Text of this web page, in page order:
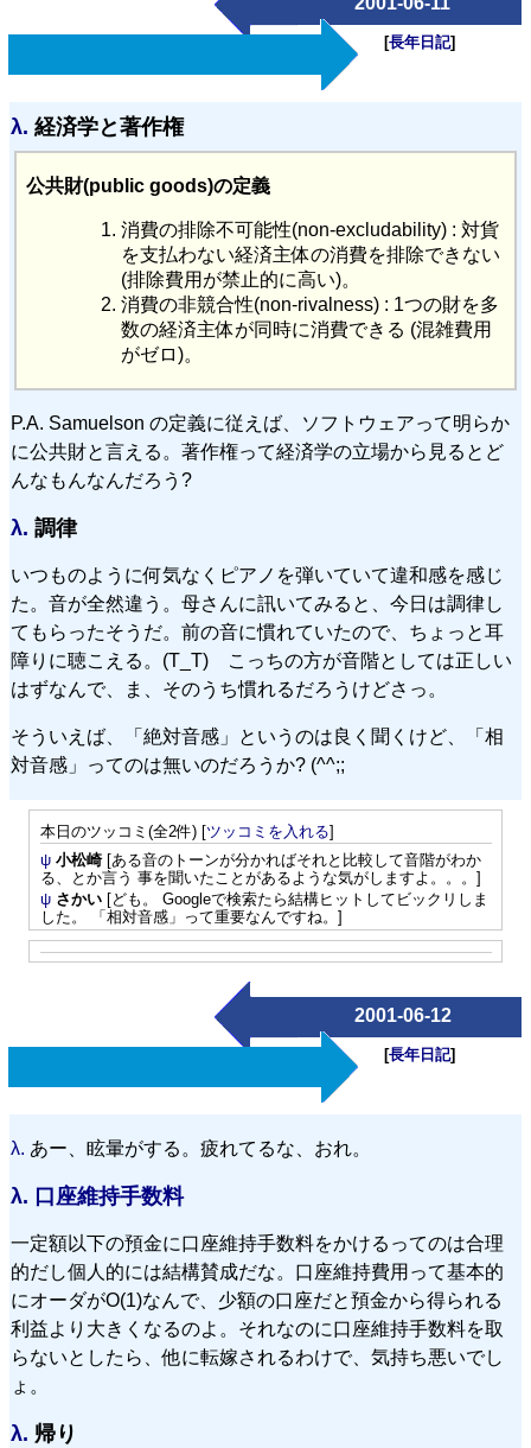
[長年日記]
λ. 経済学と著作権
公共財(public goods)の定義
消費の排除不可能性(non-excludability) : 対貨
を支払わない経済主体の消費を排除できない
(排除費用が禁止的に高い)。
消費の非競合性(non-rivalness) : 1つの財を多
数の経済主体が同時に消費できる (混雑費用
がゼロ)。
P.A. Samuelson の定義に従えば、ソフトウェアって明らか
に公共財と言える。著作権って経済学の立場から見るとど
んなもんなんだろう?
λ. 調律
いつものように何気なくピアノを弾いていて違和感を感じ
た。音が全然違う。母さんに訊いてみると、今日は調律し
てもらったそうだ。前の音に慣れていたので、ちょっと耳
障りに聴こえる。(T_T) こっちの方が音階としては正しい
はずなんで、ま、そのうち慣れるだろうけどさっ。
そういえば、「絶対音感」というのは良く聞くけど、「相
対音感」ってのは無いのだろうか? (^^;;
本日のツッコミ(全2件) [ツッコミを入れる]
ψ 小松崎[ある音のトーンが分かればそれと比較して音階がわか
る、とか言う 事を聞いたことがあるような気がしますよ。。。]
ψ さかい[ども。 Googleで検索たら結構ヒットしてビックリしま
した。 「相対音感」って重要なんですね。]
2001-06-12
[長年日記]
λ. あー、眩暈がする。疲れてるな、おれ。
λ. 口座維持手数料
一定額以下の預金に口座維持手数料をかけるってのは合理
的だし個人的には結構賛成だな。口座維持費用って基本的
にオーダがO(1)なんで、少額の口座だと預金から得られる
利益より大きくなるのよ。それなのに口座維持手数料を取
らないとしたら、他に転嫁されるわけで、気持ち悪いでし
ょ。
λ. 帰り